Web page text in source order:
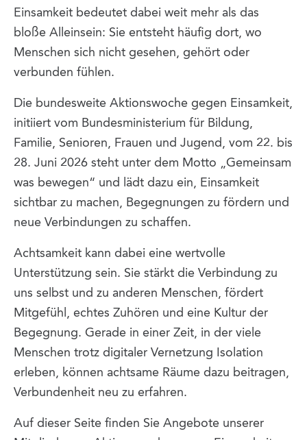
Einsamkeit bedeutet dabei weit mehr als das
bloße Alleinsein: Sie entsteht häufig dort, wo
Menschen sich nicht gesehen, gehört oder
verbunden fühlen.
Die bundesweite Aktionswoche gegen Einsamkeit,
initiiert vom Bundesministerium für Bildung,
Familie, Senioren, Frauen und Jugend, vom 22. bis
28. Juni 2026 steht unter dem Motto „Gemeinsam
was bewegen“ und lädt dazu ein, Einsamkeit
sichtbar zu machen, Begegnungen zu fördern und
neue Verbindungen zu schaffen.
Achtsamkeit kann dabei eine wertvolle
Unterstützung sein. Sie stärkt die Verbindung zu
uns selbst und zu anderen Menschen, fördert
Mitgefühl, echtes Zuhören und eine Kultur der
Begegnung. Gerade in einer Zeit, in der viele
Menschen trotz digitaler Vernetzung Isolation
erleben, können achtsame Räume dazu beitragen,
Verbundenheit neu zu erfahren.
Auf dieser Seite finden Sie Angebote unserer